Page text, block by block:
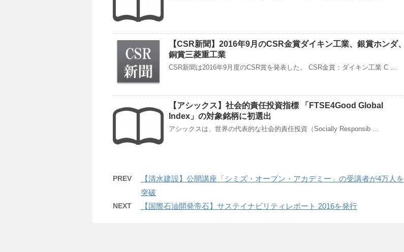
【CSR新聞】2016年9月のCSR金賞ダイキン工業、銀賞ホンダ、
銅賞三菱重工業
CSR新聞は2016年9月度のCSR賞を発表した。 CSR金賞：ダイキン工業 C …
【アシックス】社会的責任投資指標 「FTSE4Good Global
Index」の対象銘柄に初選出
アシックスは、世界の代表的な社会的責任投資（Socially Responsib …
PREV
【清水建設】公開講座「シミズ・オープン・アカデミー」の受講者が4万人を
突破
NEXT 【国際石油開発帝石】サステイナビリティレポート 2016を発行